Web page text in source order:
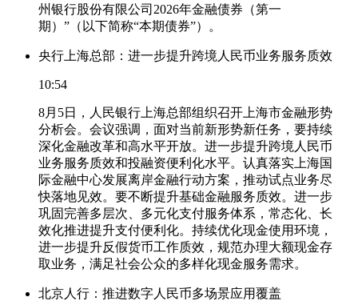
州银行股份有限公司2026年金融债券（第一
期）”（以下简称“本期债券”）。
央行上海总部：进一步提升跨境人民币业务服务质效
10:54
8月5日，人民银行上海总部组织召开上海市金融形势
分析会。会议强调，面对当前新形势新任务，要持续
深化金融改革和高水平开放。进一步提升跨境人民币
业务服务质效和投融资便利化水平。认真落实上海国
际金融中心发展离岸金融行动方案，推动试点业务尽
快落地见效。要不断提升基础金融服务质效。进一步
巩固完善多层次、多元化支付服务体系，常态化、长
效化推进提升支付便利化。持续优化现金使用环境，
进一步提升反假货币工作质效，规范办理大额现金存
取业务，满足社会公众的多样化现金服务需求。
北京人行：推进数字人民币多场景应用覆盖